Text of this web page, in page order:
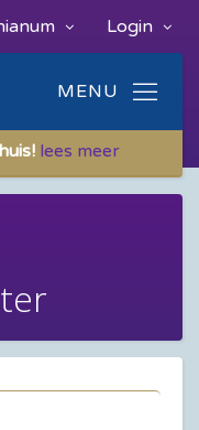
Login
lees meer